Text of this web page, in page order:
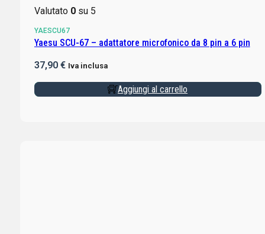
Valutato 0su 5
YAESCU67
Yaesu SCU-67 – adattatore microfonico da 8 pin a 6 pin
37,90 € Iva inclusa
Aggiungi al carrello